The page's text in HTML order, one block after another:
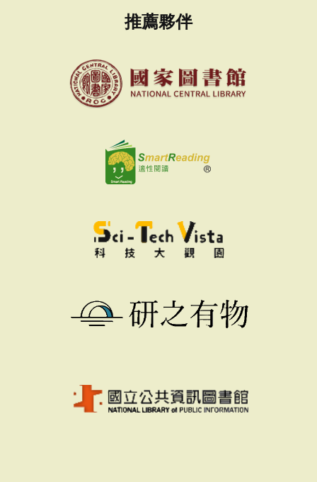
推薦夥伴